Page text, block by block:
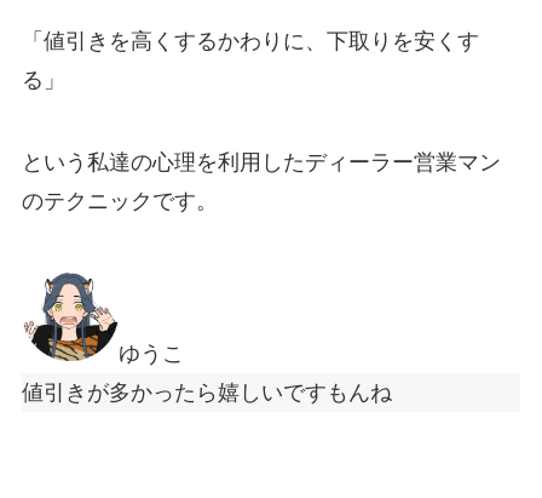
「 値引きを高くするかわりに、下取りを安くす
る 」
という私達の心理を利用したディーラー営業マン
のテクニックです。
ゆうこ
値引きが多かったら嬉しいですもんね